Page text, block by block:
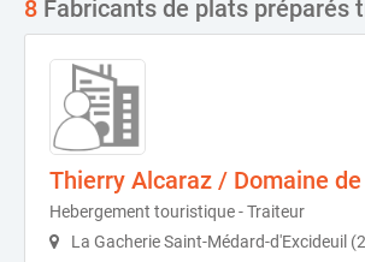
8 Fabricants de plats préparés
Thierry Alcaraz / Domaine
Hebergement touristique - Traiteur
La Gacherie Saint-Médard-d'Excideuil